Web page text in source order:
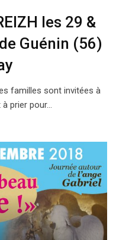
les 29 &
Guénin (56)
familles sont invitées à
à prier pour…